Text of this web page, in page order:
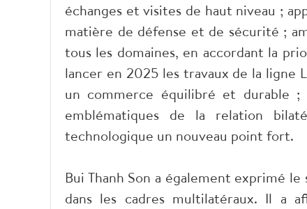
échanges et visites de haut niveau ;
matière de défense et de sécurité ;
tous les domaines, en accordant la
lancer en 2025 les travaux de la ligne
un commerce équilibré et durable
emblématiques de la relation
technologique un nouveau point fort.
Bui Thanh Son a également exprimé
dans les cadres multilatéraux. Il a